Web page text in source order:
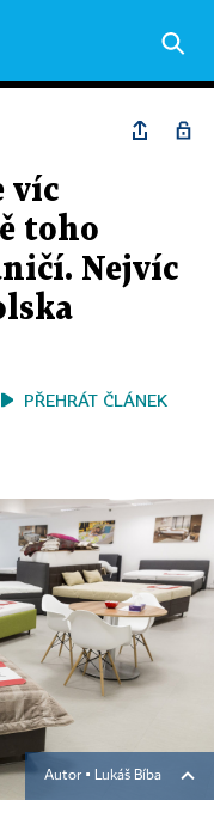
víc
toho
Nejvíc
PŘEHRÁT ČLÁNEK
Autor ▪ Lukáš Bíba